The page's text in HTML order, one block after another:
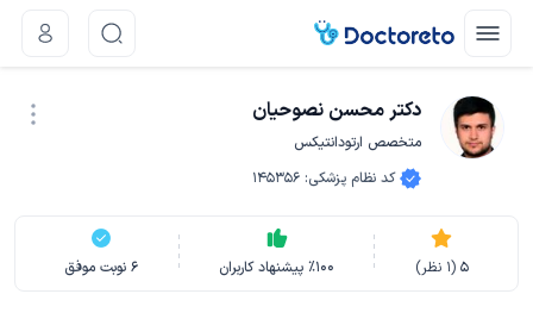
دکتر محسن نصوحیان
متخصص ارتودانتیکس
کد نظام پزشکی:
145356
5
(
1 نظر) ٪100 پیشنهاد کاربران 6 نوبت موفق